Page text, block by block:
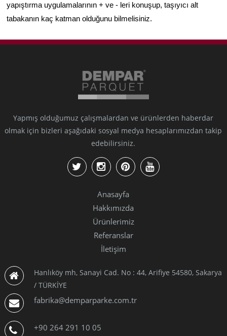
yapıştırma uygulamalarının + ve - leri konuşup, taşıyıcı alt
tabakanın kaç katman olduğunu bilmelisiniz.
Yapmış olduğumuz çalışmalardan ve ürünlerden haberdar
olmak için bizleri aşağıdaki sosyal medya hesaplarımızdan takip
edebilirsiniz.
Anasayfa
Hakkımızda
Ürünlerimiz
Referanslar
İletişim
Hanlıköy mh, Sanayi Cad. No : 44, Arifiye 54580, Sakarya
/ TÜRKİYE
fabrika@demparparke.com.tr
+90 264 291 10 05